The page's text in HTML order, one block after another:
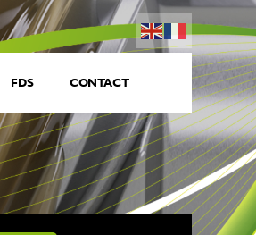
FDS CONTACT